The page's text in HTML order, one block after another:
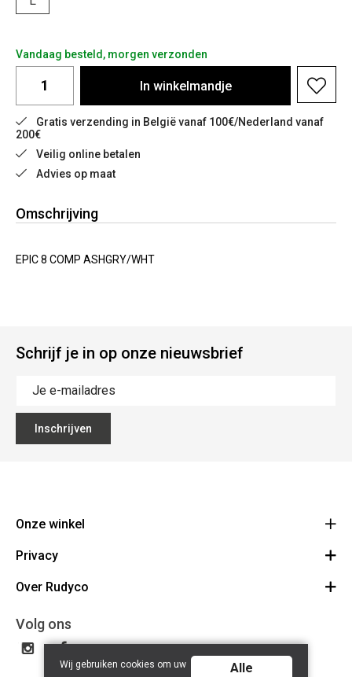
Vandaag besteld, morgen verzonden
In winkelmandje
Gratis verzending in België vanaf 100€/Nederland vanaf
200€
Veilig online betalen
Advies op maat
Omschrijving
EPIC 8 COMP ASHGRY/WHT
Schrijf je in op onze nieuwsbrief
Inschrijven
Onze winkel
Rudyco
9220 Hamme
052 47 71 27
BE 0893.944.278
Privacy
Algemene voorwaarden
Privacy Policy
Over Rudyco
Over ons
Contact
Rudyco Cycling Team
Volg ons
Wij gebruiken cookies om uw
Alle